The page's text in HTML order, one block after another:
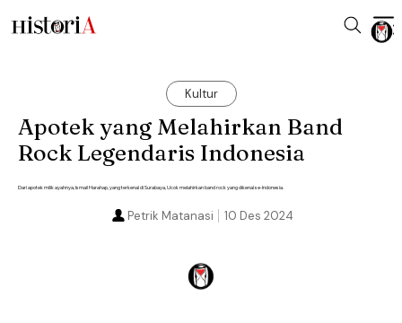
Kultur
Apotek yang Melahirkan Band
Rock Legendaris Indonesia
Dari apotek milik ayahnya, Ismail Harahap, yang terkenal di Surabaya, Ucok melahirkan band rock yang dikenal se-Indonesia.
10 Des 2024
Petrik Matanasi